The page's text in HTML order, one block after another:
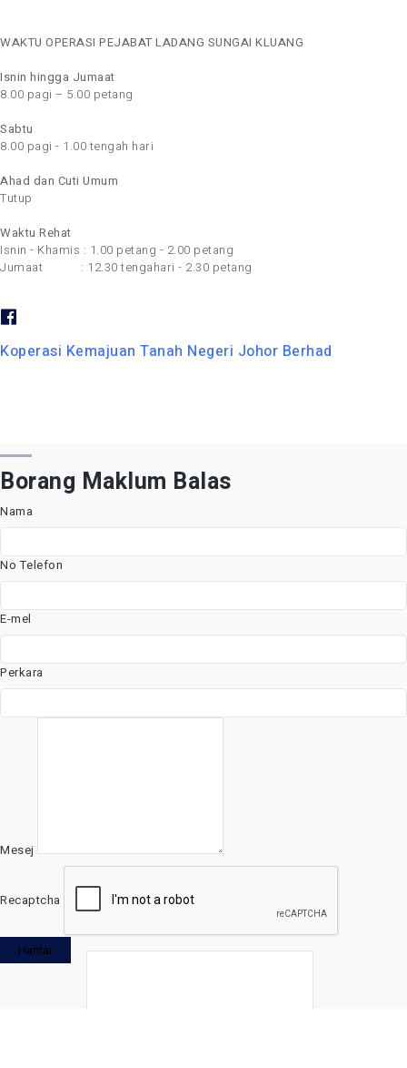
WAKTU OPERASI PEJABAT LADANG SUNGAI KLUANG
Isnin hingga Jumaat
8.00 pagi – 5.00 petang
Sabtu
8.00 pagi - 1.00 tengah hari
Ahad dan Cuti Umum
Tutup
Waktu Rehat
Isnin - Khamis : 1.00 petang - 2.00 petang
Jumaat : 12.30 tengahari - 2.30 petang
Koperasi Kemajuan Tanah Negeri Johor Berhad
Borang Maklum Balas
Nama
No Telefon
E-mel
Perkara
Mesej
Recaptcha
Hantar